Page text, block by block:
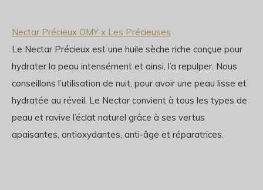
Nectar Précieux OMY x Les Précieuses
Le Nectar Précieux est une huile sèche riche conçue pour
hydrater la peau intensément et ainsi, l’a repulper. Nous
conseillons l’utilisation de nuit, pour avoir une peau lisse et
hydratée au réveil. Le Nectar convient à tous les types de
peau et ravive l’éclat naturel grâce à ses vertus
apaisantes, antioxydantes, anti-âge et réparatrices.